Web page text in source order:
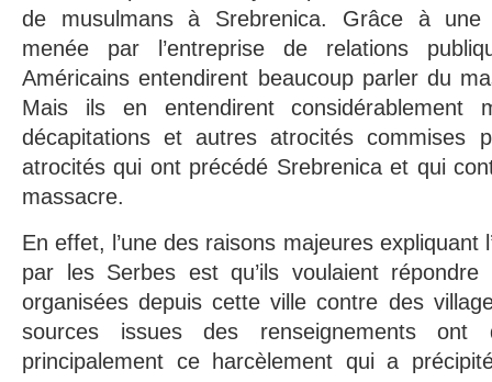
de musulmans à Srebrenica. Grâce à une
menée par l’entreprise de relations
Américains entendirent beaucoup parler du
Mais ils en entendirent considérablement
décapitations et autres atrocités commises
atrocités qui ont précédé Srebrenica et qui
massacre.
En effet, l’une des raisons majeures expliquant
par les Serbes est qu’ils voulaient
organisées depuis cette ville contre des
sources issues des renseignements
principalement ce harcèlement qui a